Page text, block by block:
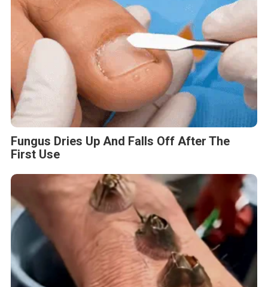
Fungus Dries Up And Falls Off After The
First Use